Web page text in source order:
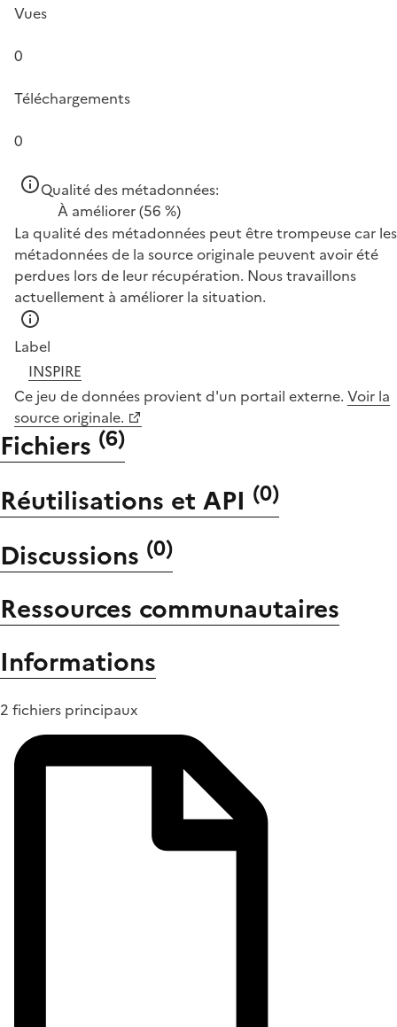
Vues
0
Téléchargements
0
Qualité des métadonnées:
À améliorer(56 %)
La qualité des métadonnées peut être trompeuse car les
métadonnées de la source originale peuvent avoir été
perdues lors de leur récupération. Nous travaillons
actuellement à améliorer la situation.
Label
INSPIRE
Ce jeu de données provient d'un portail externe. Voir la
source originale.
Fichiers (6)
Réutilisations et API (0)
Discussions (0)
Ressources communautaires
Informations
2 fichiers principaux